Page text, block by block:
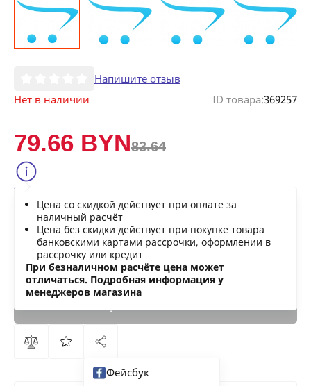
Напишите отзыв
Нет в наличии
ID товара:369257
79.66 BYN83.64
Цена со скидкой действует при оплате за
наличный расчёт
Цена без скидки действует при покупке товара
банковскими картами рассрочки, оформлении в
рассрочку или кредит
При безналичном расчёте цена может
отличаться. Подробная информация у
менеджеров магазина
Нашли дешевле?
Фейсбук